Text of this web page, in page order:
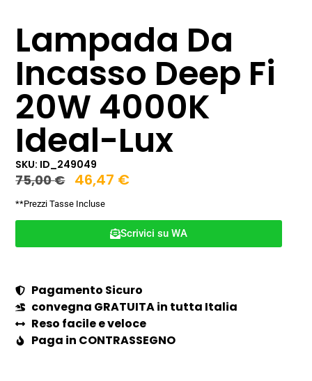
Lampada Da
Incasso Deep Fi
20W 4000K
Ideal-Lux
SKU: ID_249049
75,00€ 46,47 €
**Prezzi Tasse Incluse
Scrivici su WA
Pagamento Sicuro
convegna GRATUITA in tutta Italia
Reso facile e veloce
Paga in CONTRASSEGNO